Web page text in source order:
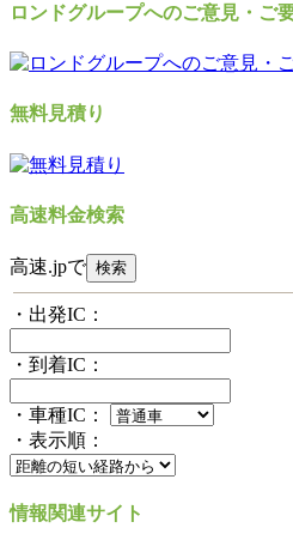
ロンドグループへのご意見・ご
無料見積り
高速料金検索
高速.jpで
・出発IC：
・到着IC：
・車種IC：
・表示順：
情報関連サイト